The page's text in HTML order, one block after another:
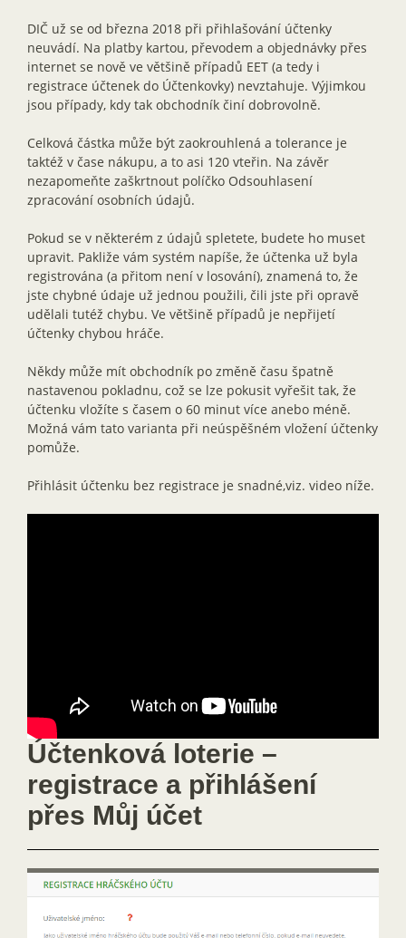
DIČ už se od března 2018 při přihlašování účtenky
neuvádí. Na platby kartou, převodem a objednávky přes
internet se nově ve většině případů EET (a tedy i
registrace účtenek do Účtenkovky) nevztahuje. Výjimkou
jsou případy, kdy tak obchodník činí dobrovolně.
Celková částka může být zaokrouhlená a tolerance je
taktéž v čase nákupu, a to asi 120 vteřin. Na závěr
nezapomeňte zaškrtnout políčko Odsouhlasení
zpracování osobních údajů.
Pokud se v některém z údajů spletete, budete ho muset
upravit. Pakliže vám systém napíše, že účtenka už byla
registrována (a přitom není v losování), znamená to, že
jste chybné údaje už jednou použili, čili jste při opravě
udělali tutéž chybu. Ve většině případů je nepřijetí
účtenky chybou hráče.
Někdy může mít obchodník po změně času špatně
nastavenou pokladnu, což se lze pokusit vyřešit tak, že
účtenku vložíte s časem o 60 minut více anebo méně.
Možná vám tato varianta při neúspěšném vložení účtenky
pomůže.
Přihlásit účtenku bez registrace je snadné,viz. video níže.
Účtenková loterie –
registrace a přihlášení
přes Můj účet